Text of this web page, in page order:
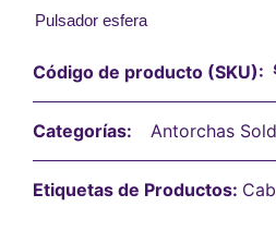
Pulsador esfera
Código de producto (SKU):
Categorías: Antorchas
Etiquetas de Productos: